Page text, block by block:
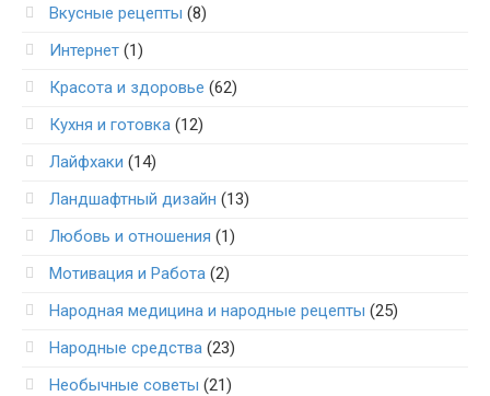
Вкусные рецепты (8)
Интернет (1)
Красота и здоровье (62)
Кухня и готовка (12)
Лайфхаки (14)
Ландшафтный дизайн (13)
Любовь и отношения (1)
Мотивация и Работа (2)
Народная медицина и народные рецепты (25)
Народные средства (23)
Необычные советы (21)